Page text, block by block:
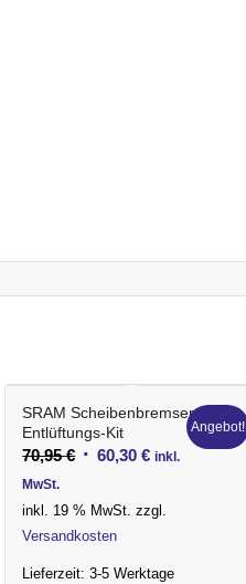
SRAM Scheibenbremsen
Entlüftungs-Kit
70,95€ Ursprünglicher
war:
70,95 €
60,30€Aktueller
ist:
inkl.
MwSt.
Angebot!
inkl. 19 % MwSt. zzgl.
Versandkosten
Lieferzeit:3-5 Werktage